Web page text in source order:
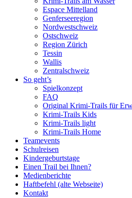
Espace Mittelland
Genferseeregion
Nordwestschweiz
Ostschweiz
Region Zürich
Tessin
Wallis
Zentralschweiz
So geht’s
Spielkonzept
FAQ
Original Krimi-Trails für
Krimi-Trails Kids
Krimi-Trails light
Krimi-Trails Home
Teamevents
Schulreisen
Kindergeburtstage
Einen Trail bei Ihnen?
Medienberichte
Haftbefehl (alte Webseite)
Kontakt